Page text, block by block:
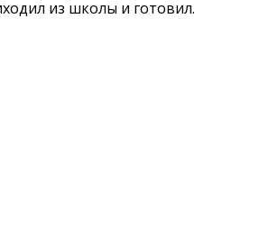
из школы и готовил.